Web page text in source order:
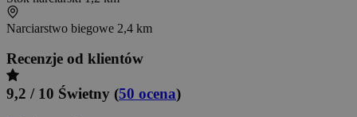
Narciarstwo biegowe 2,4 km
Recenzje od klientów
9,2 / 10 Świetny (50 ocena)